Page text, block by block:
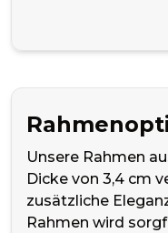
Unsere Rahmen
Dicke von 3,4 cm
zusätzliche
Rahmen wird